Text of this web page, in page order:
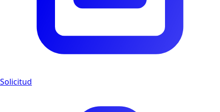
Solicitud